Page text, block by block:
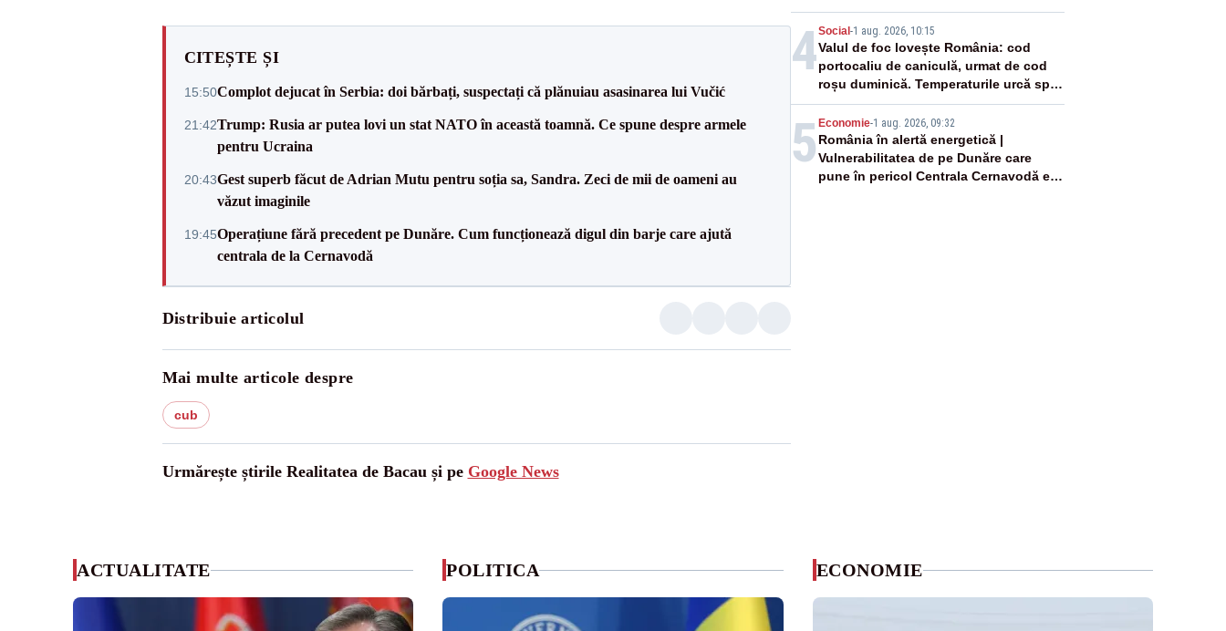
CITEȘTE ȘI
15:50Complot dejucat în Serbia: doi bărbați, suspectați că plănuiau asasinarea lui Vučić
21:42Trump: Rusia ar putea lovi un stat NATO în această toamnă. Ce spune despre armele
pentru Ucraina
20:43Gest superb făcut de Adrian Mutu pentru soția sa, Sandra. Zeci de mii de oameni au
văzut imaginile
19:45Operațiune fără precedent pe Dunăre. Cum funcționează digul din barje care ajută
centrala de la Cernavodă
Distribuie articolul
Mai multe articole despre
cub
Urmărește știrile Realitatea de Bacau și pe Google News
4Social -1 aug. 2026, 10:15
Valul de foc lovește România: cod
portocaliu de caniculă, urmat de cod
roșu duminică. Temperaturile urcă spre
40°C
5 Economie-1 aug. 2026, 09:32
România în alertă energetică |
Vulnerabilitatea de pe Dunăre care
pune în pericol Centrala Cernavodă era
ACTUALITATE POLITICA ECONOMIE